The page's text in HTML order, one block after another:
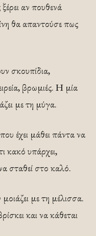
αν πουθενά
θα απαντούσε πως
σκουπίδια,
βρωμιές. Η μία
με τη μύγα.
έχει μάθει πάντα να
κακό υπάρχει,
σταθεί στο καλό.
με τη μέλισσα.
και να κάθεται